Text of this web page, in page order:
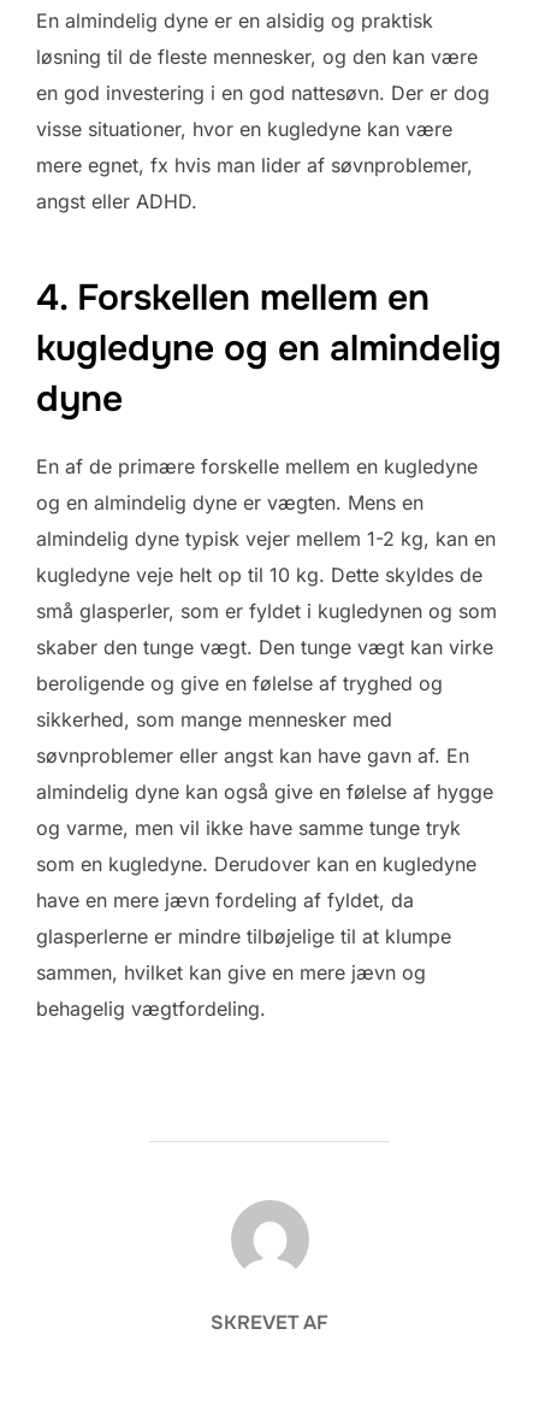
En almindelig dyne er en alsidig og praktisk
løsning til de fleste mennesker, og den kan være
en god investering i en god nattesøvn. Der er dog
visse situationer, hvor en kugledyne kan være
mere egnet, fx hvis man lider af søvnproblemer,
angst eller ADHD.
4. Forskellen mellem en
kugledyne og en almindelig
dyne
En af de primære forskelle mellem en kugledyne
og en almindelig dyne er vægten. Mens en
almindelig dyne typisk vejer mellem 1-2 kg, kan en
kugledyne veje helt op til 10 kg. Dette skyldes de
små glasperler, som er fyldet i kugledynen og som
skaber den tunge vægt. Den tunge vægt kan virke
beroligende og give en følelse af tryghed og
sikkerhed, som mange mennesker med
søvnproblemer eller angst kan have gavn af. En
almindelig dyne kan også give en følelse af hygge
og varme, men vil ikke have samme tunge tryk
som en kugledyne. Derudover kan en kugledyne
have en mere jævn fordeling af fyldet, da
glasperlerne er mindre tilbøjelige til at klumpe
sammen, hvilket kan give en mere jævn og
behagelig vægtfordeling.
FORFATTER
SKREVET AF